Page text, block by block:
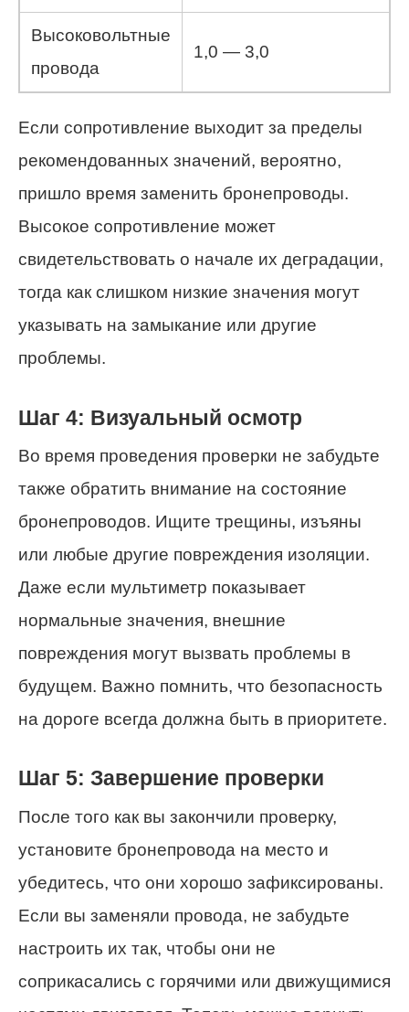
Высоковольтные
провода
1,0 — 3,0
Если сопротивление выходит за пределы
рекомендованных значений, вероятно,
пришло время заменить бронепроводы.
Высокое сопротивление может
свидетельствовать о начале их деградации,
тогда как слишком низкие значения могут
указывать на замыкание или другие
проблемы.
Шаг 4: Визуальный осмотр
Во время проведения проверки не забудьте
также обратить внимание на состояние
бронепроводов. Ищите трещины, изъяны
или любые другие повреждения изоляции.
Даже если мультиметр показывает
нормальные значения, внешние
повреждения могут вызвать проблемы в
будущем. Важно помнить, что безопасность
на дороге всегда должна быть в приоритете.
Шаг 5: Завершение проверки
После того как вы закончили проверку,
установите бронепровода на место и
убедитесь, что они хорошо зафиксированы.
Если вы заменяли провода, не забудьте
настроить их так, чтобы они не
соприкасались с горячими или движущимися